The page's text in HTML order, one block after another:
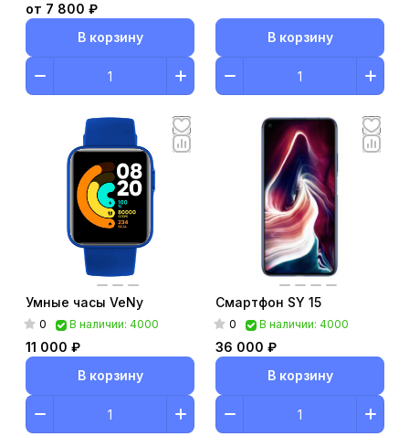
от 7 800 ₽
В корзину
В корзину
Умные часы VeNy
0 В наличии: 4000
11 000 ₽
В корзину
Смартфон SY 15
0 В наличии: 4000
36 000 ₽
В корзину